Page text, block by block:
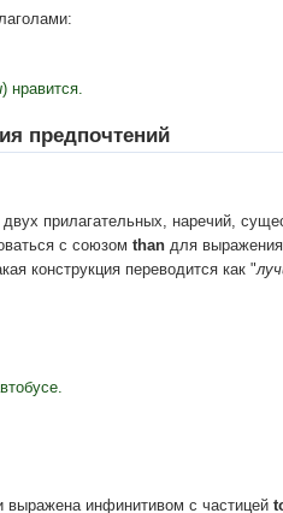
) нравится.
предпочтений
прилагательных, наречий,
с союзом than для выражения
конструкция переводится как "
выражена инфинитивом с частицей